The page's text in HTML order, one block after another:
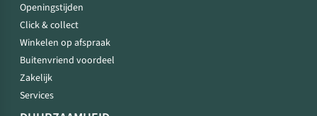
Openingstijden
Click & collect
Winkelen op afspraak
Buitenvriend voordeel
Zakelijk
Services